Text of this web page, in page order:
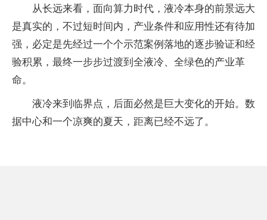
从长远来看，面向算力时代，液冷本身的前景远大
是真实的，不过短时间内，产业条件和应用性还有待加
强，必定是先经过一个个示范案例落地的逐步验证和经
验积累，最终一步步过渡到全液冷、全绿色的产业革
命。
液冷来到临界点，后面必然是巨大变化的开始。数
据中心和一个凉爽的夏天，距离已经不远了。